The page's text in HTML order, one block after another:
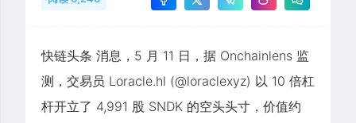
快链头条 消息，5 月 11 日，据 Onchainlens 监
测，交易员 Loracle.hl (@loraclexyz) 以 10 倍杠
杆开立了 4,991 股 SNDK 的空头头寸，价值约